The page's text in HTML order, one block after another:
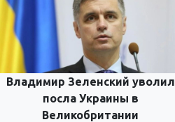
Владимир Зеленский уволил
посла Украины в
Великобритании